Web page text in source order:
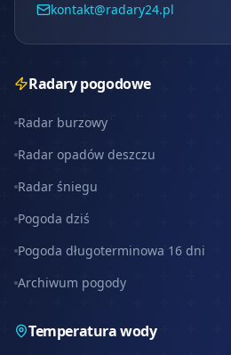
kontakt@radary24.pl
Radary pogodowe
Radar burzowy
Radar opadów deszczu
Radar śniegu
Pogoda dziś
Pogoda długoterminowa 16 dni
Archiwum pogody
Temperatura wody